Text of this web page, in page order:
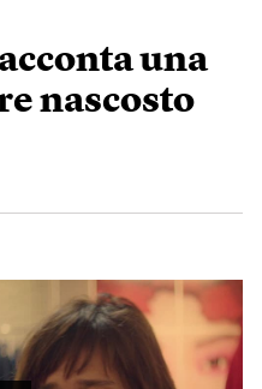
una
nascosto